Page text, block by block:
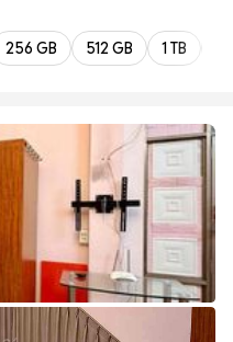
256 GB 512 GB 1 TB